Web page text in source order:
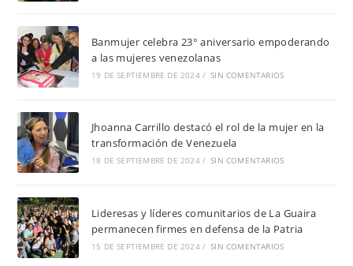
Banmujer celebra 23° aniversario empoderando
a las mujeres venezolanas
19 DE SEPTIEMBRE DE 2024 / SIN COMENTARIOS
Jhoanna Carrillo destacó el rol de la mujer en la
transformación de Venezuela
18 DE SEPTIEMBRE DE 2024 / SIN COMENTARIOS
Lideresas y líderes comunitarios de La Guaira
permanecen firmes en defensa de la Patria
15 DE SEPTIEMBRE DE 2024 / SIN COMENTARIOS